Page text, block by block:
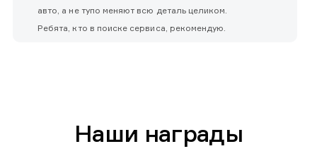
авто, а не тупо меняют всю деталь целиком.
Ребята, кто в поиске сервиса, рекомендую.
Наши награды